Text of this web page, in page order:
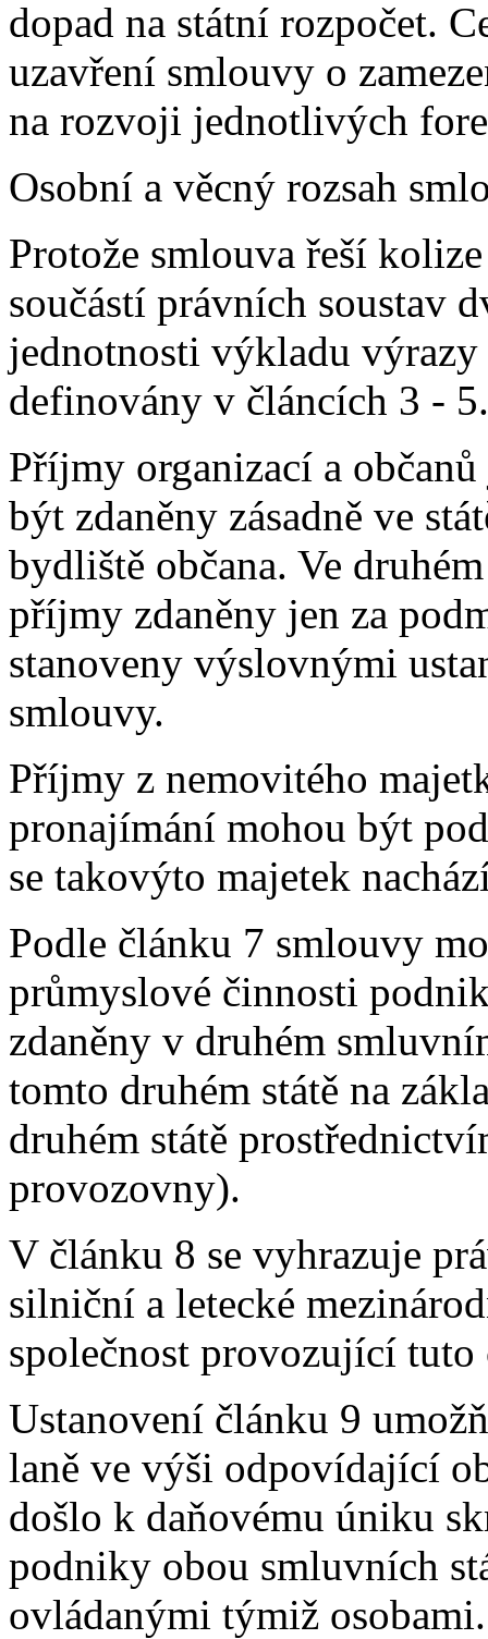
dopad na státní rozpočet.
uzavření smlouvy o
na rozvoji jednotlivých
Osobní a věcný rozsah
Protože smlouva řeší
součástí právních soustav
jednotnosti výkladu
definovány v článcích 3 - 5.
Příjmy organizací a
být zdaněny zásadně ve
bydliště občana. Ve
příjmy zdaněny jen za
stanoveny výslovnými
smlouvy.
Příjmy z nemovitého
pronajímání mohou být
se takovýto majetek
Podle článku 7 smlouvy
průmyslové činnosti
zdaněny v druhém
tomto druhém státě na
druhém státě
provozovny).
V článku 8 se vyhrazuje
silniční a letecké
společnost provozující
Ustanovení článku 9
laně ve výši odpovídající
došlo k daňovému úniku
podniky obou smluvních
ovládanými týmiž osobami.